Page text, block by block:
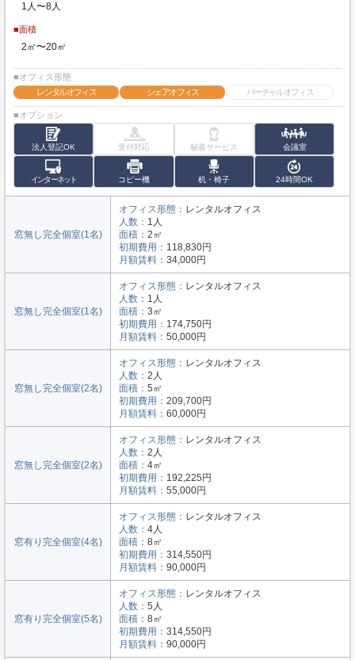
1人〜8人
■面積
2㎡〜20㎡
■オフィス形態
レンタルオフィス
シェアオフィス バーチャルオフィス
■オプション
法人登記OK 受付対応 秘書サービス 会議室
インターネット コピー機 机・椅子 24時間OK
窓無し完全個室(1名)
オフィス形態： レンタルオフィス
人数： 1人
面積： 2㎡
初期費用： 118,830円
月額賃料： 34,000円
窓無し完全個室(1名)
オフィス形態： レンタルオフィス
人数： 1人
面積： 3㎡
初期費用： 174,750円
月額賃料： 50,000円
窓無し完全個室(2名)
オフィス形態： レンタルオフィス
人数： 2人
面積： 5㎡
初期費用： 209,700円
月額賃料： 60,000円
窓無し完全個室(2名)
オフィス形態： レンタルオフィス
人数： 2人
面積： 4㎡
初期費用： 192,225円
月額賃料： 55,000円
窓有り完全個室(4名)
オフィス形態： レンタルオフィス
人数： 4人
面積： 8㎡
初期費用： 314,550円
月額賃料： 90,000円
窓有り完全個室(5名)
オフィス形態： レンタルオフィス
人数： 5人
面積： 8㎡
初期費用： 314,550円
月額賃料： 90,000円